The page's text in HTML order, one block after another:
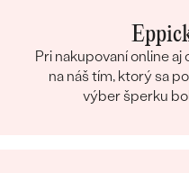
Pri nakupovaní online
na náš tím, ktorý sa
výber šperku